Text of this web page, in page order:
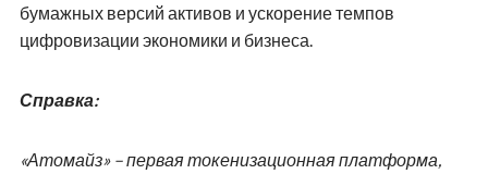
бумажных версий активов и ускорение темпов
цифровизации экономики и бизнеса.
Справка:
«Атомайз» – первая токенизационная платформа,